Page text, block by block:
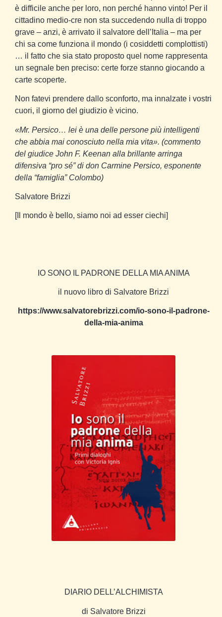
è difficile anche per loro, non perché hanno vinto! Per il
cittadino medio-cre non sta succedendo nulla di troppo
grave – anzi, è arrivato il salvatore dell’Italia – ma per
chi sa come funziona il mondo (i cosiddetti complottisti)
… il fatto che sia stato proposto quel nome rappresenta
un segnale ben preciso: certe forze stanno giocando a
carte scoperte.
Non fatevi prendere dallo sconforto, ma innalzate i vostri
cuori, il giorno del giudizio è vicino.
«Mr. Persico… lei è una delle persone più intelligenti
che abbia mai conosciuto nella mia vita». (commento
del giudice John F. Keenan alla brillante arringa
difensiva “pro sé” di don Carmine Persico, esponente
della “famiglia” Colombo)
Salvatore Brizzi
[Il mondo è bello, siamo noi ad esser ciechi]
IO SONO IL PADRONE DELLA MIA ANIMA
il nuovo libro di Salvatore Brizzi
https://www.salvatorebrizzi.com/io-sono-il-padrone-
della-mia-anima
DIARIO DELL’ALCHIMISTA
di Salvatore Brizzi